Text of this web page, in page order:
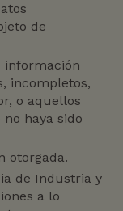
de
información
incompletos,
o aquellos
haya sido
otorgada.
de Industria y
a lo